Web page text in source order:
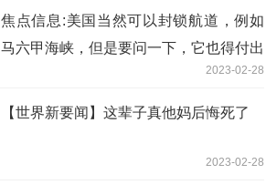
焦点信息:美国当然可以封锁航道，例如
马六甲海峡，但是要问一下，它也得付出
2023-02-28
【世界新要闻】这辈子真他妈后悔死了
2023-02-28